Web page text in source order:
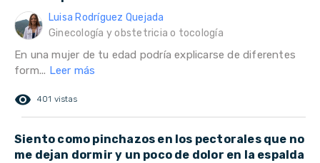
Luisa Rodríguez Quejada
Ginecología y obstetricia o tocología
En una mujer de tu edad podría explicarse de diferentes
form... Leer más
remove_red_eye 401 vistas
Siento como pinchazos en los pectorales que no
me dejan dormir y un poco de dolor en la espalda